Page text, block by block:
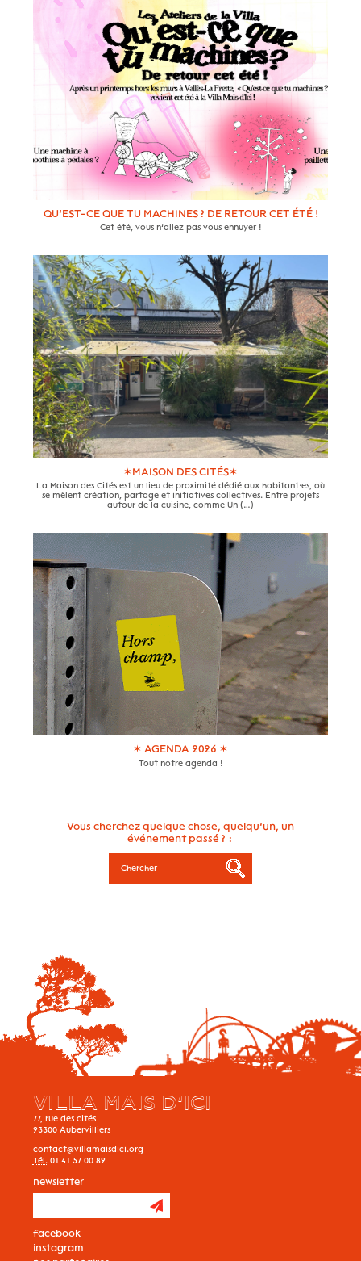
QU’EST-CE QUE TU MACHINES ? DE RETOUR CET ÉTÉ !
Cet été, vous n’allez pas vous ennuyer !
✶MAISON DES CITÉS✶
La Maison des Cités est un lieu de proximité dédié aux habitant·es, où
se mêlent création, partage et initiatives collectives. Entre projets
autour de la cuisine, comme Un (…)
✶ AGENDA 2026 ✶
Tout notre agenda !
Vous cherchez quelque chose, quelqu’un, un
événement passé ? :
newsletter
facebook
instagram
VILLA MAIS D’ICI
77, rue des cités
93300 Aubervilliers
contact@villamaisdici.org
Tél. 01 41 57 00 89